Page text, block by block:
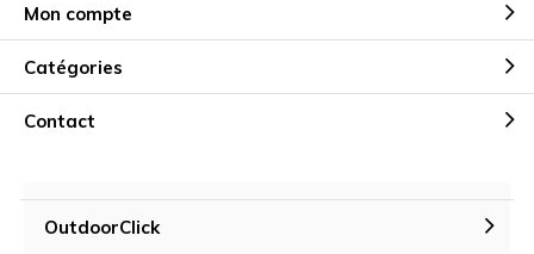
Mon compte
Catégories
Contact
OutdoorClick